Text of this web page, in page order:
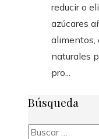
reducir o
azúcares
alimentos,
naturales
pro...
Búsqueda
Buscar: